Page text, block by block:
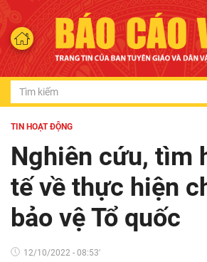
TIN HOẠT ĐỘNG
Nghiên cứu, tìm
tế về thực hiện
bảo vệ Tổ quốc
12/10/2022 - 08:53'